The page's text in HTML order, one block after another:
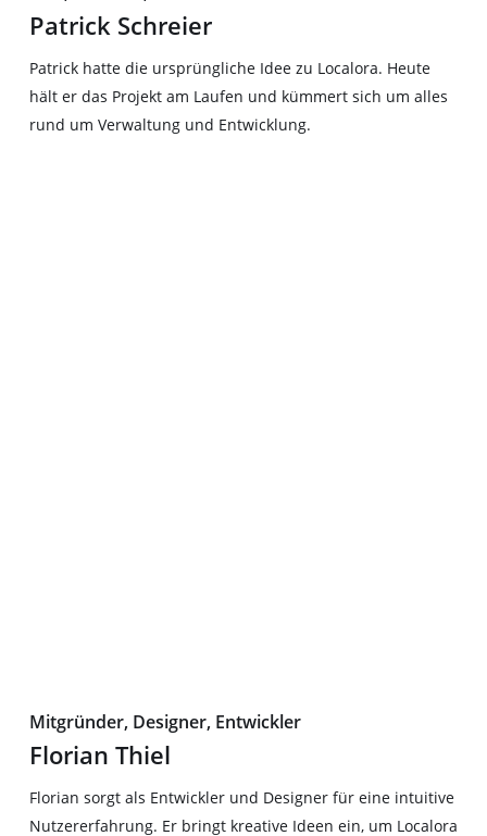
Patrick Schreier
Patrick hatte die ursprüngliche Idee zu Localora. Heute
hält er das Projekt am Laufen und kümmert sich um alles
rund um Verwaltung und Entwicklung.
Mitgründer, Designer, Entwickler
Florian Thiel
Florian sorgt als Entwickler und Designer für eine intuitive
Nutzererfahrung. Er bringt kreative Ideen ein, um Localora